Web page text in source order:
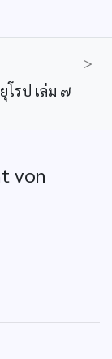
>
โรป เล่ม ๗
von